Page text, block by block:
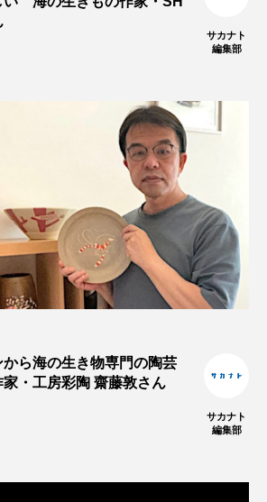
ニュウドウカジカ
ハタタテダイ
ハナゴンドウ
ハナダイ ハナビラウオ
ハブクラゲ ハリヨ
バショウカジキ
マス ヒラマサ
エフキダイ フグ フナ
サカナト
編集部
ら海の生き物専門の陶芸
・工房彩陶 齋藤敦さん
サカナト
編集部